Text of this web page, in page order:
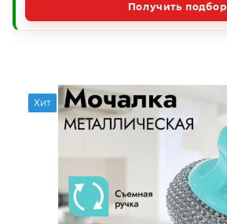
Получить подбор
Хит